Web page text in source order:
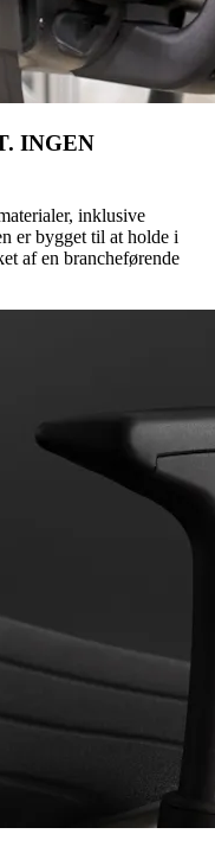
INGEN
inklusive
er bygget til at holde i
af en brancheførende